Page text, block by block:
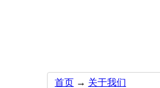
首页 → 关于我们